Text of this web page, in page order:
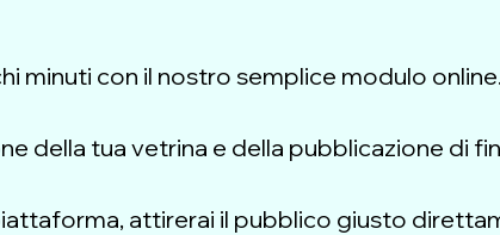
minuti con il nostro semplice modulo
della tua vetrina e della pubblicazione di
attirerai il pubblico giusto